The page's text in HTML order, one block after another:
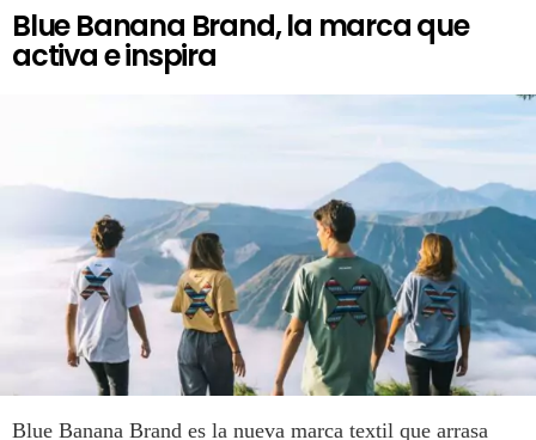
Blue Banana Brand, la marca que
activa e inspira
Blue Banana Brand es la nueva marca textil que arrasa